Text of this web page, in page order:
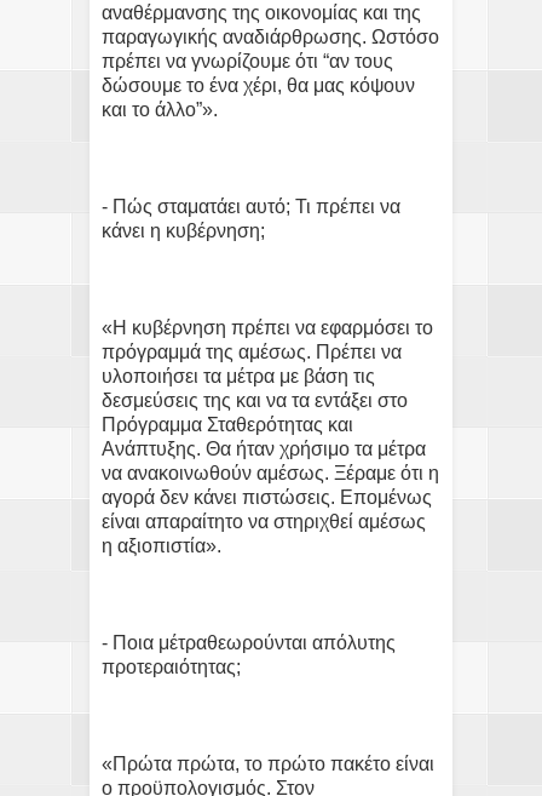
αναθέρμανσης της οικονομίας και της
παραγωγικής αναδιάρθρωσης. Ωστόσο
πρέπει να γνωρίζουμε ότι “αν τους
δώσουμε το ένα χέρι, θα μας κόψουν
και το άλλο”».
- Πώς σταματάει αυτό; Τι πρέπει να
κάνει η κυβέρνηση;
«Η κυβέρνηση πρέπει να εφαρμόσει το
πρόγραμμά της αμέσως. Πρέπει να
υλοποιήσει τα μέτρα με βάση τις
δεσμεύσεις της και να τα εντάξει στο
Πρόγραμμα Σταθερότητας και
Ανάπτυξης. Θα ήταν χρήσιμο τα μέτρα
να ανακοινωθούν αμέσως. Ξέραμε ότι η
αγορά δεν κάνει πιστώσεις. Επομένως
είναι απαραίτητο να στηριχθεί αμέσως
η αξιοπιστία».
- Ποια μέτραθεωρούνται απόλυτης
προτεραιότητας;
«Πρώτα πρώτα, το πρώτο πακέτο είναι
ο προϋπολογισμός. Στον